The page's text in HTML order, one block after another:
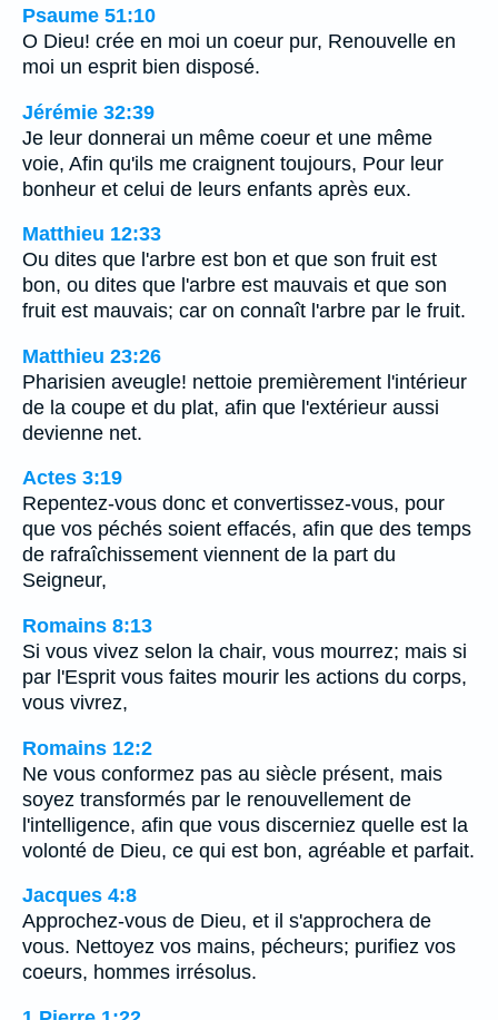
Psaume 51:10
O Dieu! crée en moi un coeur pur, Renouvelle en
moi un esprit bien disposé.
Jérémie 32:39
Je leur donnerai un même coeur et une même
voie, Afin qu'ils me craignent toujours, Pour leur
bonheur et celui de leurs enfants après eux.
Matthieu 12:33
Ou dites que l'arbre est bon et que son fruit est
bon, ou dites que l'arbre est mauvais et que son
fruit est mauvais; car on connaît l'arbre par le fruit.
Matthieu 23:26
Pharisien aveugle! nettoie premièrement l'intérieur
de la coupe et du plat, afin que l'extérieur aussi
devienne net.
Actes 3:19
Repentez-vous donc et convertissez-vous, pour
que vos péchés soient effacés, afin que des temps
de rafraîchissement viennent de la part du
Seigneur,
Romains 8:13
Si vous vivez selon la chair, vous mourrez; mais si
par l'Esprit vous faites mourir les actions du corps,
vous vivrez,
Romains 12:2
Ne vous conformez pas au siècle présent, mais
soyez transformés par le renouvellement de
l'intelligence, afin que vous discerniez quelle est la
volonté de Dieu, ce qui est bon, agréable et parfait.
Jacques 4:8
Approchez-vous de Dieu, et il s'approchera de
vous. Nettoyez vos mains, pécheurs; purifiez vos
coeurs, hommes irrésolus.